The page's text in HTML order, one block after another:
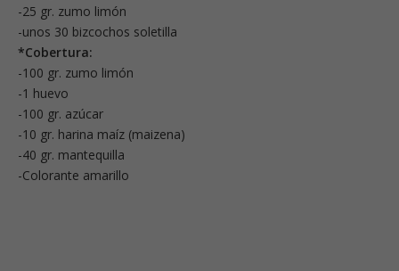
-25 gr. zumo limón
-unos 30 bizcochos soletilla
*Cobertura:
-100 gr. zumo limón
-1 huevo
-100 gr. azúcar
-10 gr. harina maíz (maizena)
-40 gr. mantequilla
-Colorante amarillo